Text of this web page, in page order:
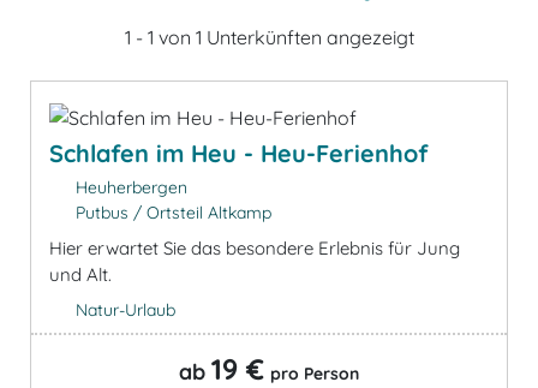
1 - 1 von 1 Unterkünften angezeigt
Schlafen im Heu - Heu-Ferienhof
Heuherbergen
Putbus / Ortsteil Altkamp
Hier erwartet Sie das besondere Erlebnis für Jung
und Alt.
Natur-Urlaub
ab 19 € pro Person